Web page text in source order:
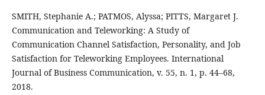
SMITH, Stephanie A.; PATMOS, Alyssa; PITTS, Margaret J.
Communication and Teleworking: A Study of
Communication Channel Satisfaction, Personality, and Job
Satisfaction for Teleworking Employees. International
Journal of Business Communication, v. 55, n. 1, p. 44–68,
2018.